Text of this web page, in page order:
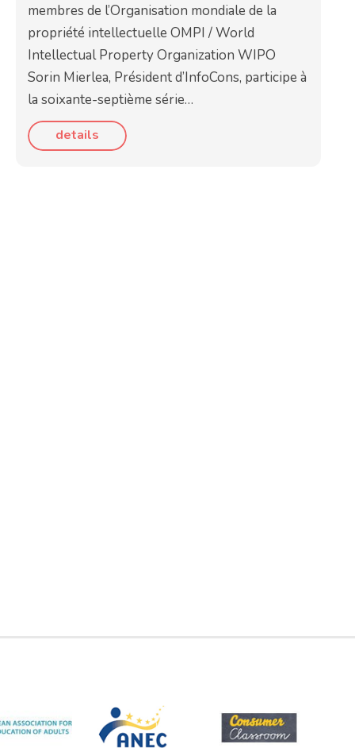
membres de l’Organisation mondiale de la
propriété intellectuelle OMPI / World
Intellectual Property Organization WIPO
Sorin Mierlea, Président d’InfoCons, participe à
la soixante-septième série…
details